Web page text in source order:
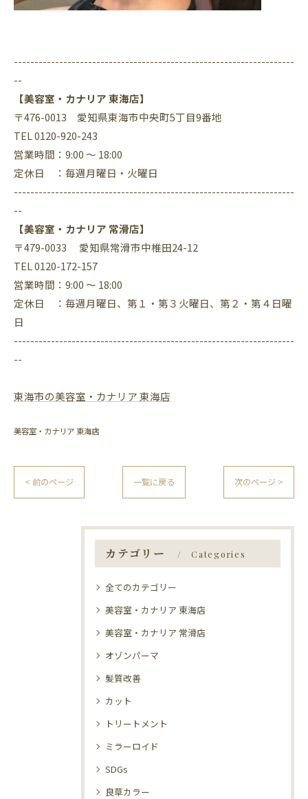
--------------------------------------------------------------------
--
【美容室・カナリア 東海店】
〒476-0013 愛知県東海市中央町5丁目9番地
TEL 0120-920-243
営業時間：9:00 ～ 18:00
定休日 ：毎週月曜日・火曜日
--------------------------------------------------------------------
--
【美容室・カナリア 常滑店】
〒479-0033 愛知県常滑市中椎田24-12
TEL 0120-172-157
営業時間：9:00 ～ 18:00
定休日 ：毎週月曜日、第１・第３火曜日、第２・第４日曜
日
--------------------------------------------------------------------
--
東海市の美容室・カナリア 東海店
美容室・カナリア 東海店
< 前のページ 一覧に戻る 次のページ >
カテゴリー Categories
全てのカテゴリー
美容室・カナリア 東海店
美容室・カナリア 常滑店
オゾンパーマ
髪質改善
カット
トリートメント
ミラーロイド
SDGs
良草カラー